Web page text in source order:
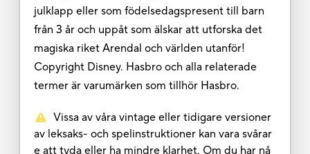
julklapp eller som födelsedagspresent till barn
från 3 år och uppåt som älskar att utforska det
magiska riket Arendal och världen utanför!
Copyright Disney. Hasbro och alla relaterade
termer är varumärken som tillhör Hasbro.
Vissa av våra vintage eller tidigare versioner
av leksaks- och spelinstruktioner kan vara svårar
e att tyda eller ha mindre klarhet. Om du har nå